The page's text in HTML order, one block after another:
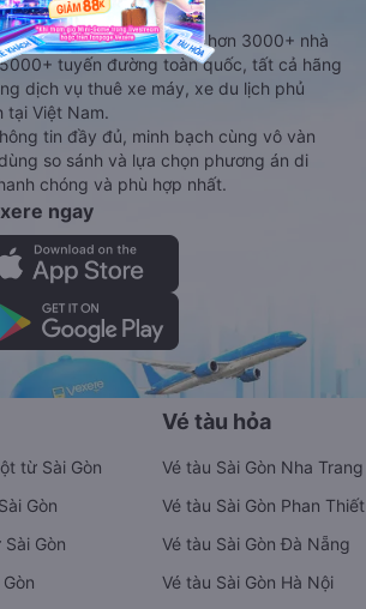
xe
vé đa phương tiện với hơn 3000+ nhà
tuyến đường toàn quốc, tất cả hãng
dịch vụ thuê xe máy, xe du lịch phủ
tại Việt Nam.
tin đầy đủ, minh bạch cùng vô vàn
so sánh và lựa chọn phương án di
chóng và phù hợp nhất.
ngay
từ Sài Gòn
Gòn
Gòn
Vé tàu hỏa
Vé tàu Sài Gòn Nha Trang
Vé tàu Sài Gòn Phan Thiết
Vé tàu Sài Gòn Đà Nẵng
Vé tàu Sài Gòn Hà Nội